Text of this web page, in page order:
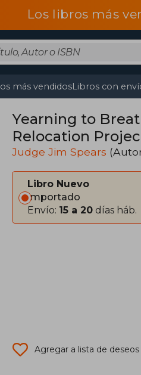
Los libros más
más vendidosLibros con
Yearning to
Relocation
Judge Jim Spears
Libro Nuevo
Importado
Envío: 15 a 20 días háb.
Agregar a lista de deseos